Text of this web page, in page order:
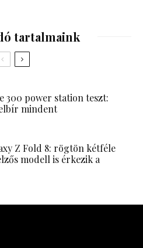
tartalmaink
300 power station teszt:
mindent
Z Fold 8: rögtön kétféle
modell is érkezik a